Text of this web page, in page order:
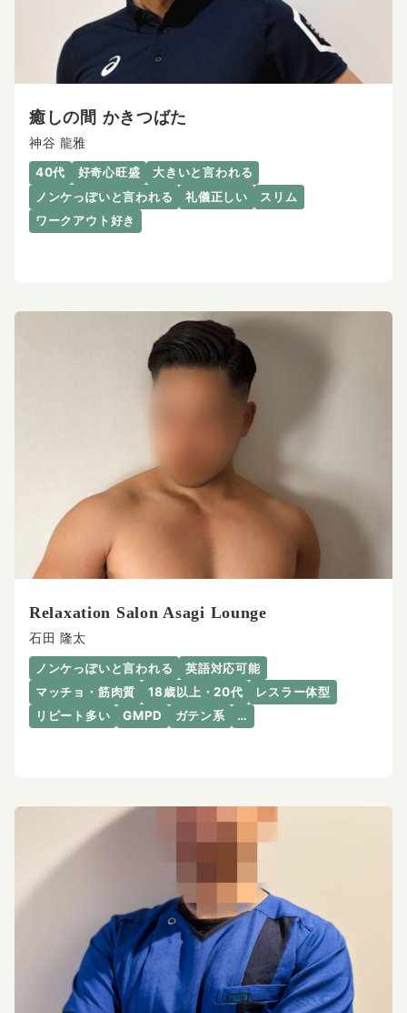
癒しの間 かきつばた
神谷 龍雅
40代 好奇心旺盛
大きいと言われる
ノンケっぽいと言われる
礼儀正しい
スリム
ワークアウト好き
Relaxation Salon Asagi Lounge
石田 隆太
ノンケっぽいと言われる
英語対応可能
マッチョ・筋肉質
18歳以上・20代
レスラー体型
リピート多い
GMPD ガテン系 …